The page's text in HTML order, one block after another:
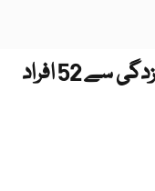
عراق میں کورونا اسپتال میں آتشزدگی سے 52 افراد